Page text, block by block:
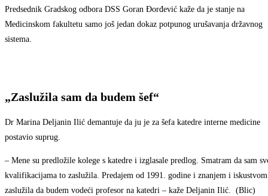
Predsednik Gradskog odbora DSS Goran Đorđević kaže da je stanje na
Medicinskom fakultetu samo još jedan dokaz potpunog urušavanja državnog
sistema.
„Zaslužila sam da budem šef“
Dr Marina Deljanin Ilić demantuje da ju je za šefa katedre interne medicine
postavio suprug.
– Mene su predložile kolege s katedre i izglasale predlog. Smatram da sam
kvalifikacijama to zaslužila. Predajem od 1991. godine i znanjem i iskustvom
zaslužila da budem vodeći profesor na katedri – kaže Deljanin Ilić. (Blic)